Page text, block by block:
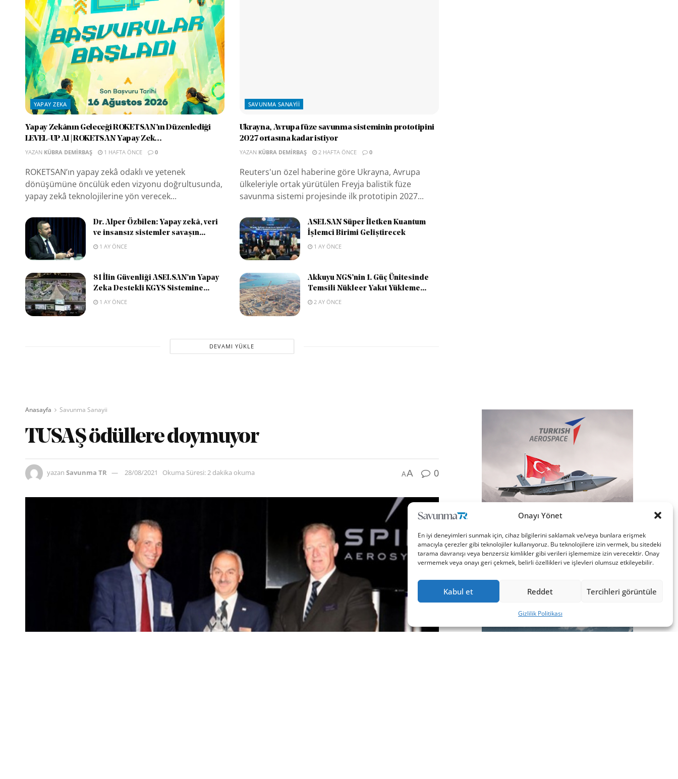
Onayı Yönet
En iyi deneyimleri sunmak için, cihaz bilgilerini saklamak ve/veya bunlara erişmek
amacıyla çerezler gibi teknolojiler kullanıyoruz. Bu teknolojilere izin vermek, bu sitedeki
tarama davranışı veya benzersiz kimlikler gibi verileri işlememize izin verecektir. Onay
vermemek veya onayı geri çekmek, belirli özellikleri ve işlevleri olumsuz etkileyebilir.
Kabul et Reddet Tercihleri görüntüle
Gizlilik Politikası
YAPAY ZEKA
Yapay Zekânın Geleceği ROKETSAN’ın Düzenlediği
LEVEL-UP AI | ROKETSAN Yapay Zek...
YAZAN KÜBRA DEMIRBAŞ 1 HAFTA ÖNCE 0
ROKETSAN’ın yapay zekâ odaklı ve yetenek
dönüşümüne öncülük eden vizyonu doğrultusunda,
yapay zekâ teknolojilerine yön verecek...
SAVUNMA SANAYII
Ukrayna, Avrupa füze savunma sisteminin prototipini
2027 ortasına kadar istiyor
YAZAN KÜBRA DEMIRBAŞ 2 HAFTA ÖNCE 0
Reuters'un özel haberine göre Ukrayna, Avrupa
ülkeleriyle ortak yürütülen Freyja balistik füze
savunma sistemi projesinde ilk prototipin 2027...
Dr. Alper Özbilen: Yapay zekâ, veri
ve insansız sistemler savaşın...
1 AY ÖNCE
ASELSAN Süper İletken Kuantum
İşlemci Birimi Geliştirecek
1 AY ÖNCE
81 İlin Güvenliği ASELSAN’ın Yapay
Zeka Destekli KGYS Sistemine...
1 AY ÖNCE
Akkuyu NGS’nin 1. Güç Ünitesinde
Temsili Nükleer Yakıt Yükleme...
2 AY ÖNCE
DEVAMI YÜKLE
Anasayfa Savunma Sanayii
TUSAŞ ödüllere doymuyor
yazan Savunma TR 28/08/2021 Okuma Süresi: 2 dakika okuma AA 0